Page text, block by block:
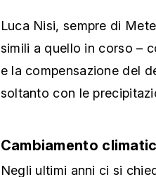
Luca Nisi, sempre di
simili a quello in corso –
e la compensazione del
soltanto con le
Cambiamento
Negli ultimi anni ci si